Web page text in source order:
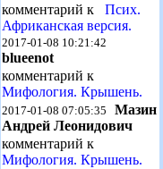
комментарий к Псих.
Африканская версия.
2017-01-08 10:21:42
blueenot
комментарий к
Мифология. Крышень.
2017-01-08 07:05:35 Мазин
Андрей Леонидович
комментарий к
Мифология. Крышень.